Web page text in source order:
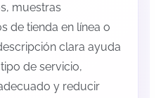
muestras
de tienda en línea o
clara ayuda
de servicio,
y reducir